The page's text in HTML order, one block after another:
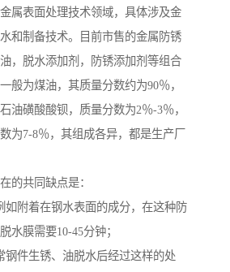
属表面处理技术领域，具体涉及金
和制备技术。目前市售的金属防锈
，脱水添加剂，防锈添加剂等组合
般为煤油，其质量分数约为90％，
油磺酸酸钡，质量分数为2％-3％，
为7-8％，其组成各异，都是生产厂
的共同缺点是：
如附着在钢水表面的成分，在这种防
水膜需要10-45分钟；
钢件生锈、油脱水后经过这样的处